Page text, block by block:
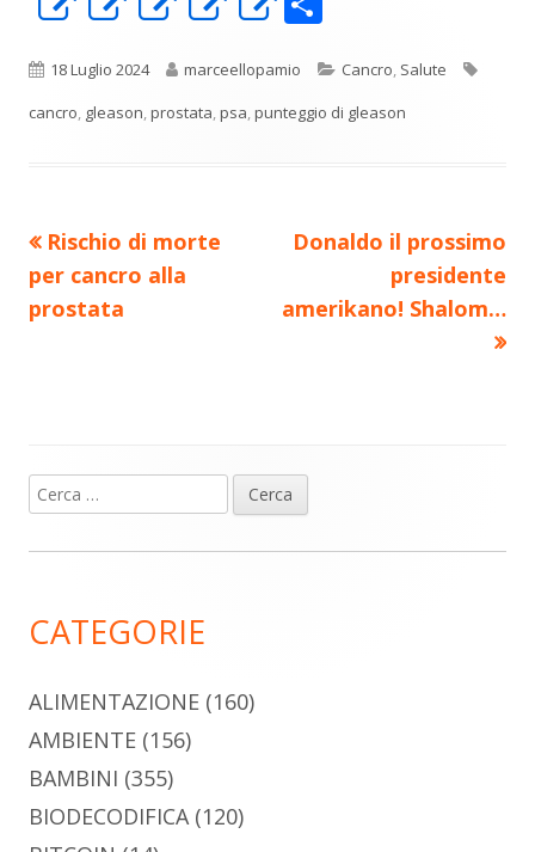
una
nuova
una
nuova
una
nuova
una
nuova
una
nuova
n
di
Pubblicato
18 Luglio 2024 Autore
marceellopamio Categorie
Cancro, Salute
cancro, gleason,prostata,psa,punteggio di gleason
Navigazione
articoli
Precedente
articolo:
Rischio di morte
per cancro alla
prostata
Nuovo
Donaldo il prossimo
presidente
amerikano! Shalom…
Barra
laterale
Ricerca
per:
CATEGORIE
ALIMENTAZIONE (160)
AMBIENTE (156)
BAMBINI (355)
BIODECODIFICA(120)